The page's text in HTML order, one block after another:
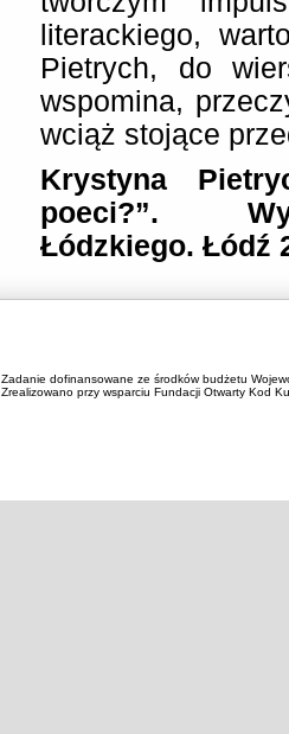
literackiego,
Pietrych, do
wspomina,
wciąż stojące
Krystyna
poeci?”.
Łódzkiego. Łódź
Zadanie dofinansowane ze środków budżetu
Zrealizowano przy wsparciu Fundacji Otwarty Kod